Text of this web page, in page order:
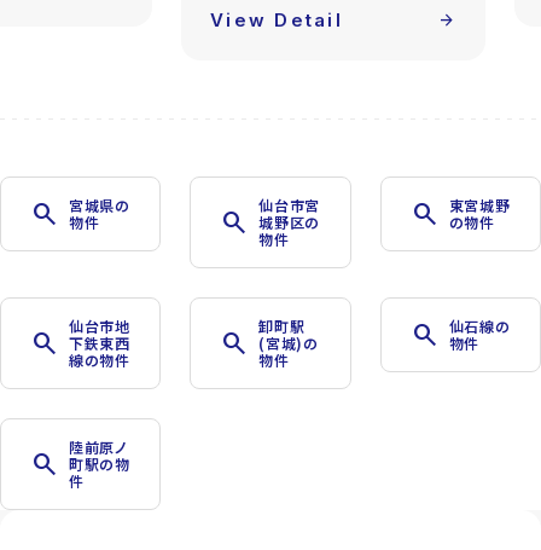
View Detail arrow_forward
search
宮城県の
物件
search
仙台市宮
城野区の
物件
search
東宮城野
の物件
search
仙台市地
下鉄東西
線の物件
search
卸町駅
(宮城)の
物件
search
仙石線の
物件
search
陸前原ノ
町駅の物
件